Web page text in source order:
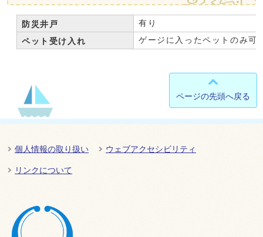
防災井戸 有り
ペット受け入れ ゲージに入ったペットのみ可
ページの先頭へ戻る
個人情報の取り扱い ウェブアクセシビリティ
リンクについて